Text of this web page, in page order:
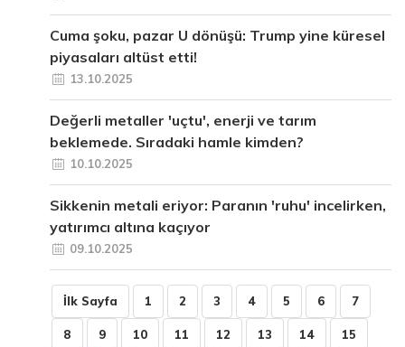
Cuma şoku, pazar U dönüşü: Trump yine küresel
piyasaları altüst etti!
13.10.2025
Değerli metaller 'uçtu', enerji ve tarım
beklemede. Sıradaki hamle kimden?
10.10.2025
Sikkenin metali eriyor: Paranın 'ruhu' incelirken,
yatırımcı altına kaçıyor
09.10.2025
İlk Sayfa 1 2 3 4 5 6 7
8 9 10 11 12 13 14 15